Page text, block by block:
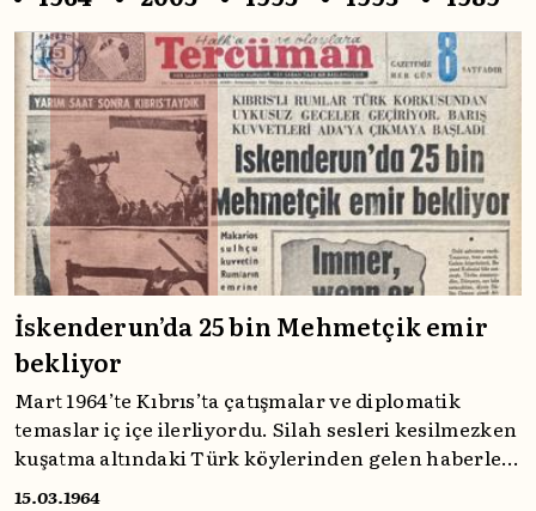
İskenderun’da 25 bin Mehmetçik emir
bekliyor
Mart 1964’te Kıbrıs’ta çatışmalar ve diplomatik
temaslar iç içe ilerliyordu. Silah sesleri kesilmezken
kuşatma altındaki Türk köylerinden gelen haberler
gazetelerin manşetlerine taşınıyor, Birleşmiş
15.03.1964